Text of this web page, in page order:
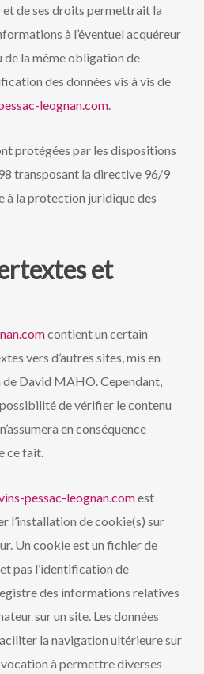
de ses droits permettrait la
à l’éventuel acquéreur
de la même obligation de
des données vis à vis de
leognan.com.
protégées par les dispositions
transposant la directive 96/9
à la protection juridique des
et
contient un certain
vers d’autres sites, mis en
de David MAHO. Cependant,
de vérifier le contenu
en conséquence
ce fait.
pessac-leognan.comest
l’installation de cookie(s) sur
Un cookie est un fichier de
pas l’identification de
des informations relatives
sur un site. Les données
la navigation ultérieure sur
à permettre diverses